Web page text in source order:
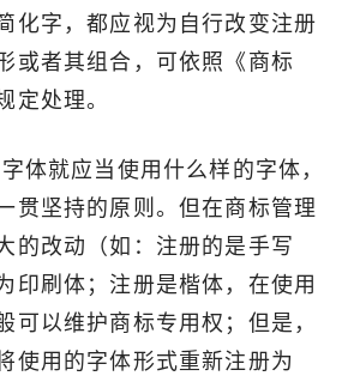
化字，都应视为自行改变注册
或者其组合，可依照《商标
定处理。
体就应当使用什么样的字体，
贯坚持的原则。但在商标管理
的改动（如：注册的是手写
印刷体；注册是楷体，在使用
可以维护商标专用权；但是，
使用的字体形式重新注册为